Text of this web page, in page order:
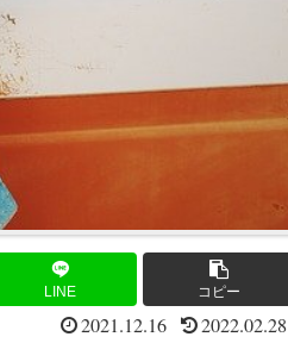
LINE コピー
2021.12.16 2022.02.28